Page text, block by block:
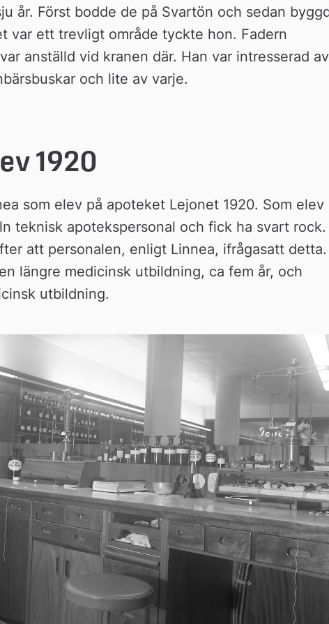
år. Först bodde de på Svartön och sedan
var ett trevligt område tyckte hon. Fadern
anställd vid kranen där. Han var intresserad av
och lite av varje.
1920
som elev på apoteket Lejonet 1920. Som elev
teknisk apotekspersonal och fick ha svart rock.
att personalen, enligt Linnea, ifrågasatt detta.
längre medicinsk utbildning, ca fem år, och
utbildning.